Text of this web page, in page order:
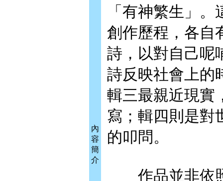
內
容
簡
介
「有神繁生」
創作歷程，各自
詩，以對自己呢
詩反映社會上的
輯三最親近現實
寫；輯四則是對
的叩問。
作品並非依照